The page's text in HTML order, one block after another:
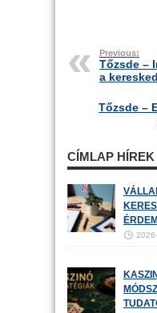
Previous:
Tőzsde –
a
Tőzsde –
CÍMLAP HÍREK